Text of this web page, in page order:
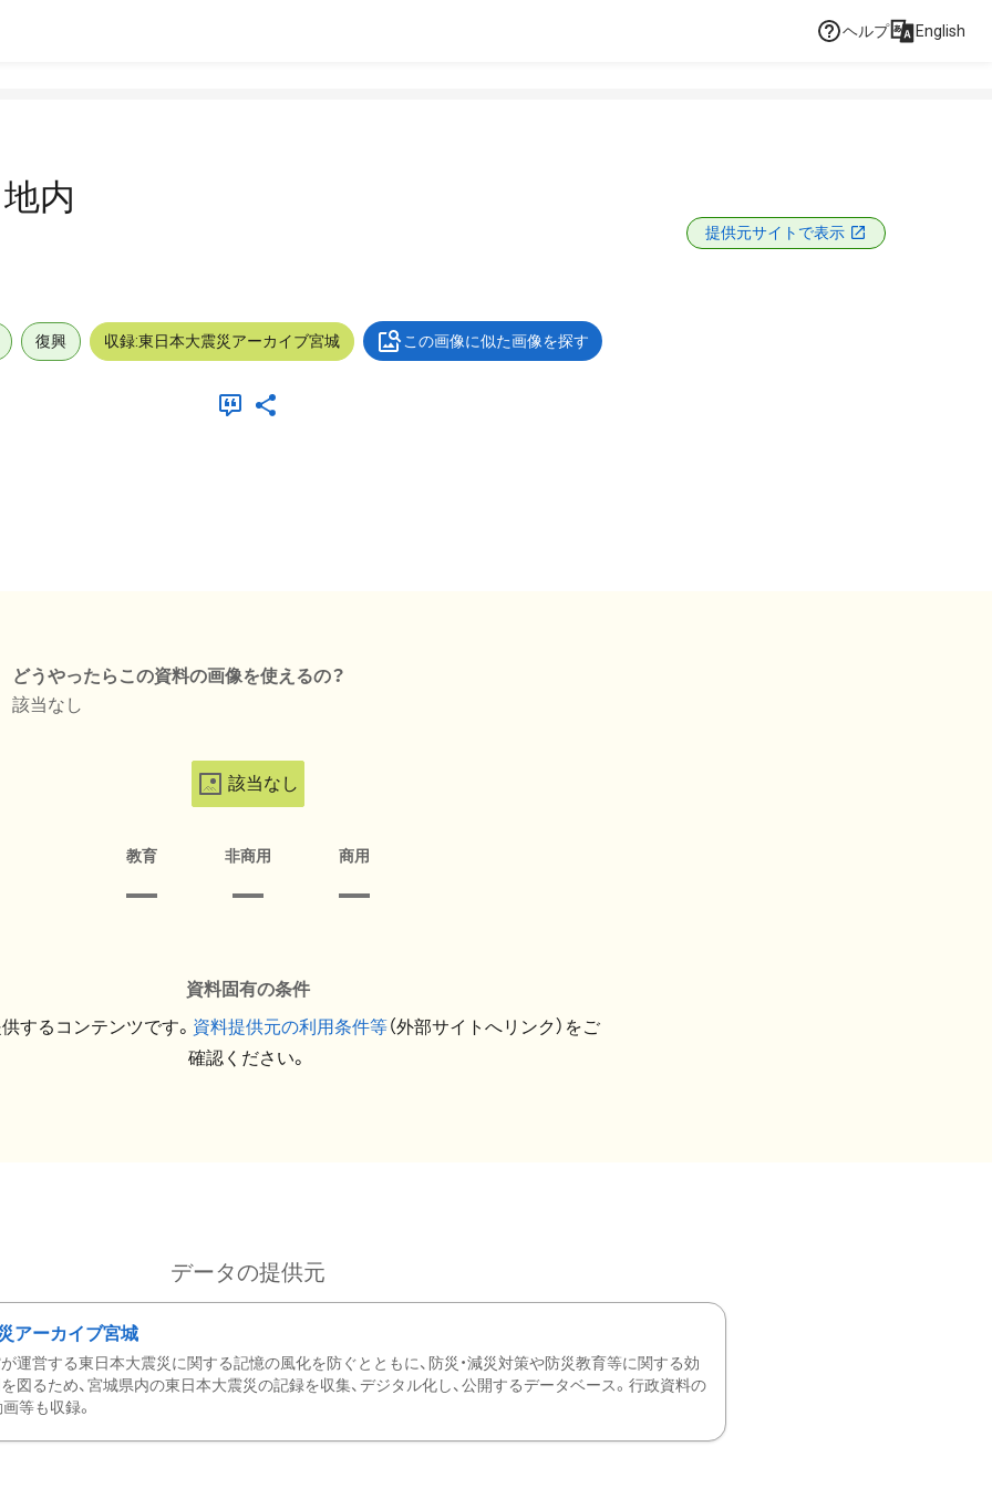
ヘルプ English
内
提供元サイトで表示
復興 収録:東日本大震災アーカイブ宮城 この画像に似た画像を探す
どうやったらこの資料の画像を使えるの？
該当なし
該当なし
教育 非商用 商用
資料固有の条件
するコンテンツです。 資料提供元の利用条件等（外部サイトへリンク）をご
確認ください。
データの提供元
アーカイブ宮城
運営する東日本大震災に関する記憶の風化を防ぐとともに、防災・減災対策や防災教育等に関する効
図るため、宮城県内の東日本大震災の記録を収集、デジタル化し、公開するデータベース。行政資料の
等も収録。